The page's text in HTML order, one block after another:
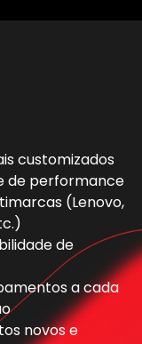
customizados
de performance
(Lenovo,
de
a cada
novos e